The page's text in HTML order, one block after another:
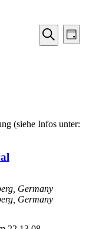
Suche
Suche
Tag
(siehe Infos unter:
Germany
Germany